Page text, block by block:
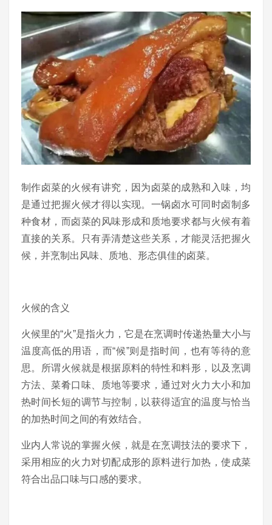
制作卤菜的火候有讲究，因为卤菜的成熟和入味，均
是通过把握火候才得以实现。一锅卤水可同时卤制多
种食材，而卤菜的风味形成和质地要求都与火候有着
直接的关系。只有弄清楚这些关系，才能灵活把握火
候，并烹制出风味、质地、形态俱佳的卤菜。
火候的含义
火候里的“火”是指火力，它是在烹调时传递热量大小与
温度高低的用语，而“候”则是指时间，也有等待的意
思。所谓火候就是根据原料的特性和料形，以及烹调
方法、菜肴口味、质地等要求，通过对火力大小和加
热时间长短的调节与控制，以获得适宜的温度与恰当
的加热时间之间的有效结合。
业内人常说的掌握火候，就是在烹调技法的要求下，
采用相应的火力对切配成形的原料进行加热，使成菜
符合出品口味与口感的要求。